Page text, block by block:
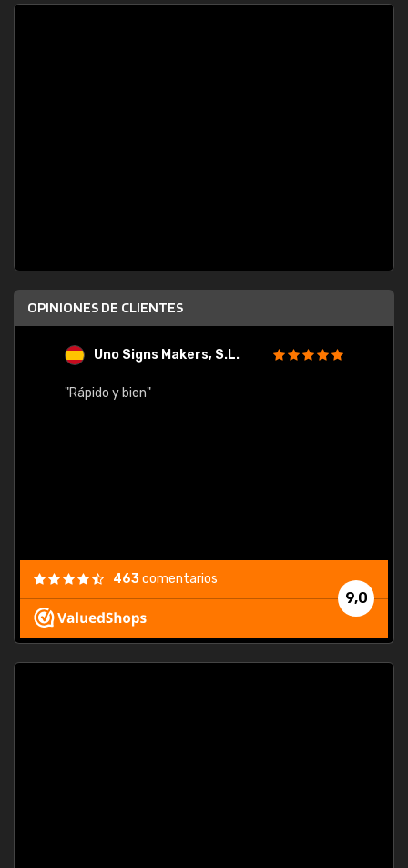
OPINIONES DE CLIENTES
Uno Signs Makers, S.L.
"Rápido y bien"
9,0
463comentarios